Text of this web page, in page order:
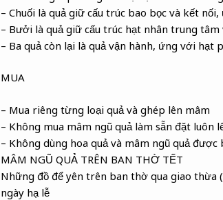
– Chuối là quả giữ cấu trúc bao bọc và kết
– Bưởi là quả giữ cấu trúc hạt nhân trung
– Ba quả còn lại là quả vận hành, ứng với
MUA
– Mua riêng từng loại quả và ghép lên mâm
– Không mua mâm ngũ quả làm sẵn đặt luôn
– Không dùng hoa quả và mâm ngũ quả được
MÂM NGŨ QUẢ TRÊN BAN THỜ TẾT
Những đồ để yên trên ban thờ qua giao thừa
ngày hạ lễ